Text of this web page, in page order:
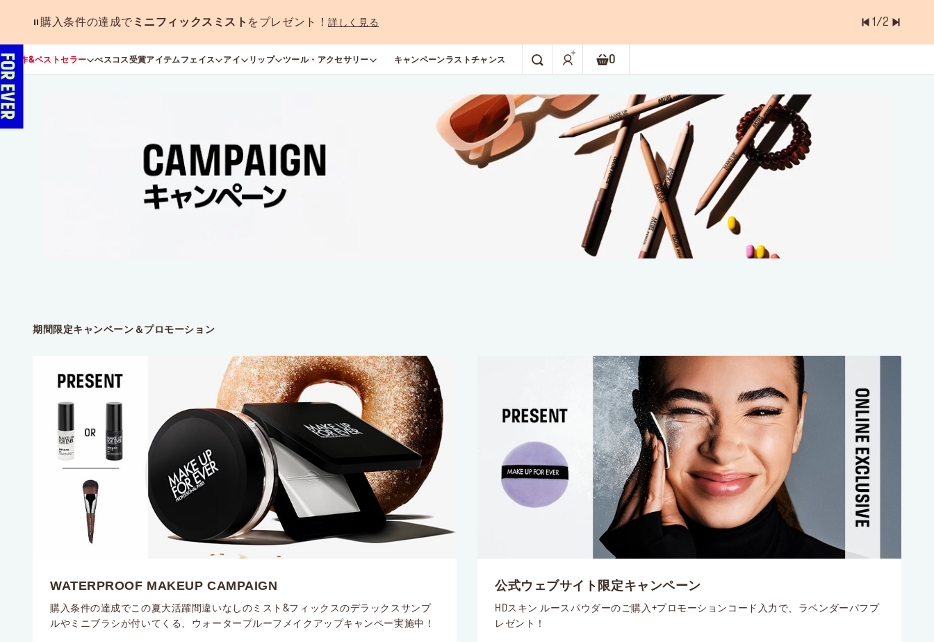
購入条件の達成で ミニフィックスミスト をプレゼント！詳しく見る 1 /2
新作&ベストセラー べスコス受賞アイテム フェイス アイ リップ ツール・アクセサリー キャンペーンラストチャンス
検索 ショッピングバッグに入っているアイテムは
0
期間限定キャンペーン＆プロモーション
WATERPROOF MAKEUP CAMPAIGN
購入条件の達成でこの夏大活躍間違いなしのミスト&フィックスのデラックスサンプ
ルやミニブラシが付いてくる、ウォータープルーフメイクアップキャンペー実施中！
公式ウェブサイト限定キャンペーン
HDスキン ルースパウダーのご購入+プロモーションコード入力で、ラベンダーパフプ
レゼント！